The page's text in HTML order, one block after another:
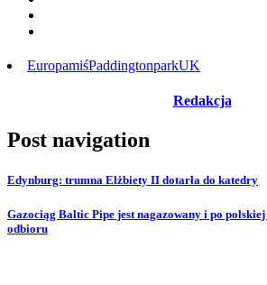
EuropamiśPaddingtonparkUK
Redakcja
Post navigation
Edynburg: trumna Elżbiety II dotarła do katedry
Gazociąg Baltic Pipe jest nagazowany i po
odbioru